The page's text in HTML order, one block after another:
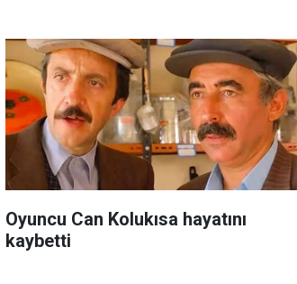
Oyuncu Can Kolukısa hayatını
kaybetti